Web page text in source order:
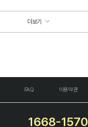
더보기
FAQ 이용약관
1668-1570